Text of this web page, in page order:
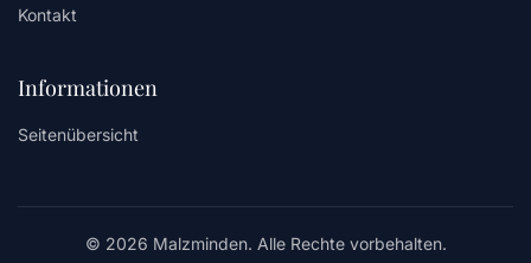
Kontakt
Informationen
Seitenübersicht
© 2026 Malzminden. Alle Rechte vorbehalten.